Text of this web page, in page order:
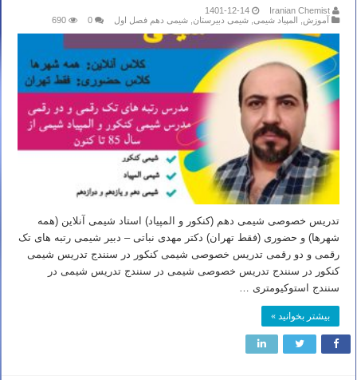
Iranian Chemist
1401-12-14
آموزش
المپیاد شیمی شیمی دبیرستان شیمی دهم فصل اول 0
690
تدریس خصوصی شیمی دهم (کنکور و المپیاد) استاد شیمی آنلاین (همه
شهرها) و حضوری (فقط تهران) دکتر مهدی نباتی – دبیر شیمی رتبه های تک
رقمی و دو رقمی تدریس خصوصی شیمی کنکور در سنندج تدریس شیمی
کنکور در سنندج تدریس خصوصی شیمی در سنندج تدریس شیمی در
سنندج استوکیومتری …
بیشتر بخوانید »